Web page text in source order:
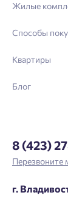
Жилые
Способы
Квартиры
Блог
8 (423)
Перезвоните
г.